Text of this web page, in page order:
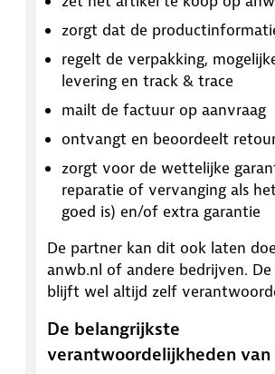
zorgt dat de
regelt de verpakking,
levering en track & trace
mailt de factuur op aanvraag
ontvangt en beoordeelt
zorgt voor de wettelijke
reparatie of vervanging als
goed is) en/of extra garantie
De partner kan dit ook laten
anwb.nl of andere bedrijven.
blijft wel altijd zelf
De belangrijkste
verantwoordelijkheden van